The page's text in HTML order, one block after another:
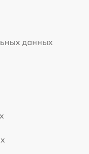
данных